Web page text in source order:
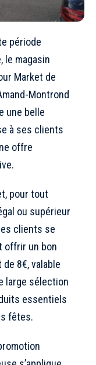
période
le magasin
Market de
Montrond
une belle
à ses clients
offre
pour tout
ou supérieur
clients se
offrir un bon
de 8€, valable
large sélection
essentiels
fêtes.